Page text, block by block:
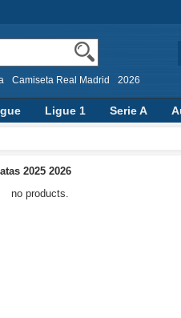
Camiseta Real Madrid 2026
Ligue 1 Serie A
2025 2026
no products.